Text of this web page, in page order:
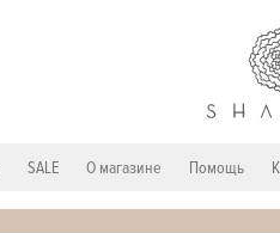
SALE О магазине Помощь